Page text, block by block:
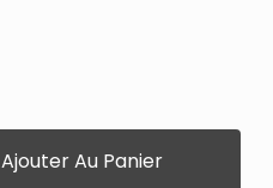
Ajouter Au Panier